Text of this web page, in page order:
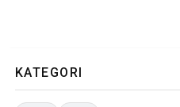
KATEGORI